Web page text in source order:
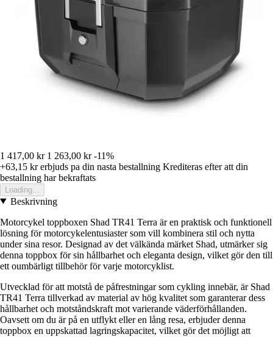
1 417,00 kr 1 263,00 kr -11%
+63,15 krerbjuds pa din nasta bestallning Krediteras efter att din
bestallning har bekraftats
Loading...
Beskrivning
Motorcykel toppboxen Shad TR41 Terra är en praktisk och funktionell
lösning för motorcykelentusiaster som vill kombinera stil och nytta
under sina resor. Designad av det välkända märket Shad, utmärker sig
denna toppbox för sin hållbarhet och eleganta design, vilket gör den till
ett oumbärligt tillbehör för varje motorcyklist.
Utvecklad för att motstå de påfrestningar som cykling innebär, är Shad
TR41 Terra tillverkad av material av hög kvalitet som garanterar dess
hållbarhet och motståndskraft mot varierande väderförhållanden.
Oavsett om du är på en utflykt eller en lång resa, erbjuder denna
toppbox en uppskattad lagringskapacitet, vilket gör det möjligt att